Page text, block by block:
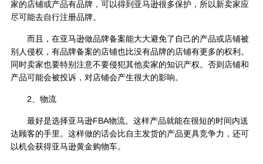
家的店铺或产品有品牌，可以得到亚马逊很多保护，所以新卖家应
尽可能去自行注册品牌。
而且，在亚马逊做品牌备案能大大避免了自己的产品或店铺被
别人侵权，有品牌备案的店铺也比没有品牌的店铺有更多的权利。
同时卖家也要特别注意不要侵犯其他卖家的知识产权。否则店铺和
产品可能会被投诉，对店铺会产生很大的影响。
2、物流
最好是选择亚马逊FBA物流。这样产品就能在很短的时间内送
达顾客的手里。这样做的话会比自主发货的产品更具竞争力，还可
以机会获得亚马逊黄金购物车。